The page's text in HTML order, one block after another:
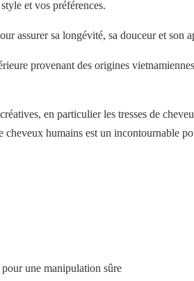
et vos préférences.
assurer sa longévité, sa douceur et son
provenant des origines
en particulier les tresses de
humains est un incontournable
une manipulation sûre